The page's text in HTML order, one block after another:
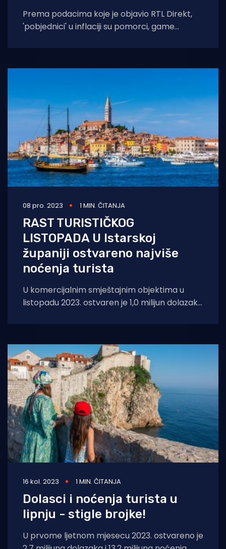
Prema podacima koje je objavio RTL Direkt,
'pobjednici' u inflaciji su pomorci, game
08 pro. 2023 1 MIN. ČITANJA
RAST TURISTIČKOG
LISTOPADA U Istarskoj
županiji ostvareno najviše
noćenja turista
U komercijalnim smještajnim objektima u
listopadu 2023. ostvaren je 1,0 milijun dolazaka
16 kol. 2023 1 MIN. ČITANJA
Dolasci i noćenja turista u
lipnju - stigle brojke!
U prvome ljetnom mjesecu 2023. ostvareno je